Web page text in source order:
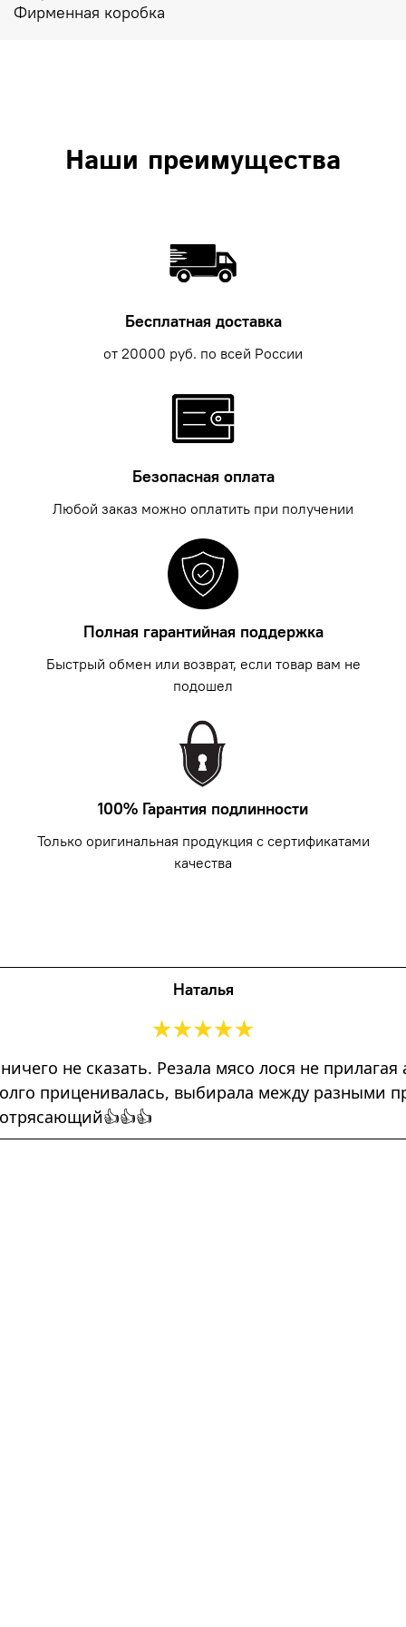
Фирменная коробка
Наши преимущества
Бесплатная доставка
от 20000 руб. по всей России
Безопасная оплата
Любой заказ можно оплатить при получении
Полная гарантийная поддержка
Быстрый обмен или возврат, если товар вам не
подошел
100% Гарантия подлинности
Только оригинальная продукция с сертификатами
качества
Наталья
не сказать. Резала мясо лося не
приценивалась, выбирала между разными